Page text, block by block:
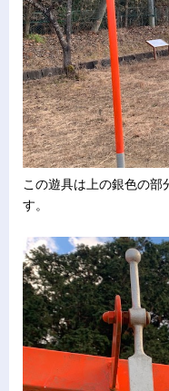
この遊具は上の銀色の部
す。